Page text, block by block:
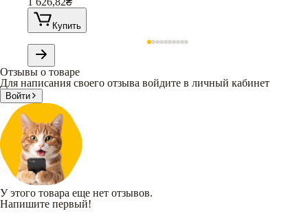
Купить
Отзывы о товаре
Для написания своего отзыва войдите в личный кабинет
Войти
У этого товара еще нет отзывов.
Напишите первый!